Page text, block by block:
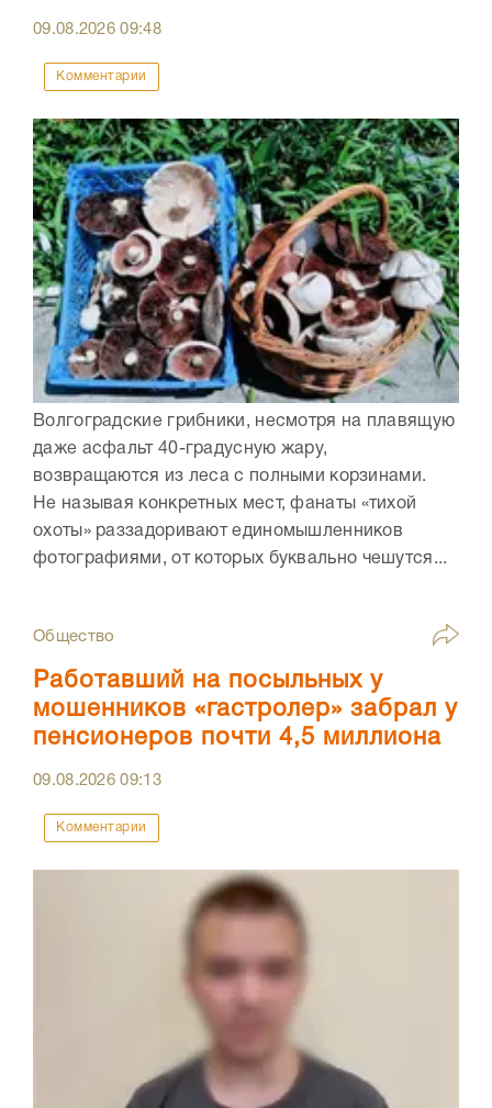
09.08.202609:48
Комментарии
Волгоградские грибники, несмотря на плавящую
даже асфальт 40-градусную жару,
возвращаются из леса с полными корзинами.
Не называя конкретных мест, фанаты «тихой
охоты» раззадоривают единомышленников
фотографиями, от которых буквально чешутся...
Общество
Работавший на посыльных у
мошенников «гастролер» забрал у
пенсионеров почти 4,5 миллиона
09.08.202609:13
Комментарии